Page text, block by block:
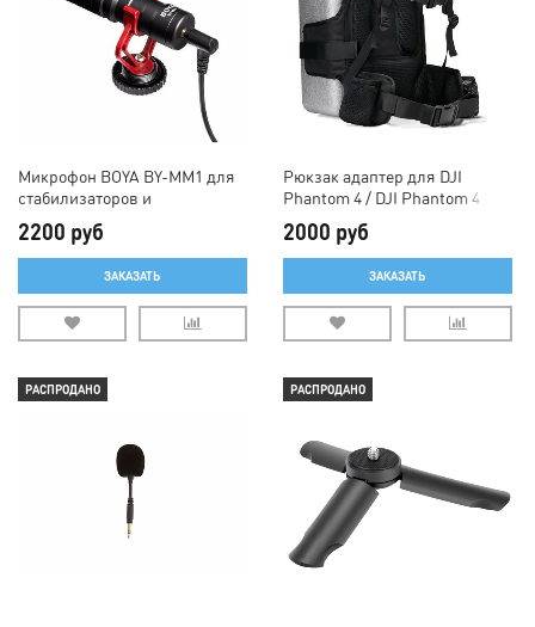
Микрофон BOYA BY-MМ1 для
стабилизаторов и
смартфонов
2200 руб
ЗАКАЗАТЬ
Рюкзак адаптер для DJI
Phantom 4 / DJI Phantom 4 Pro
2000 руб
ЗАКАЗАТЬ
РАСПРОДАНО РАСПРОДАНО